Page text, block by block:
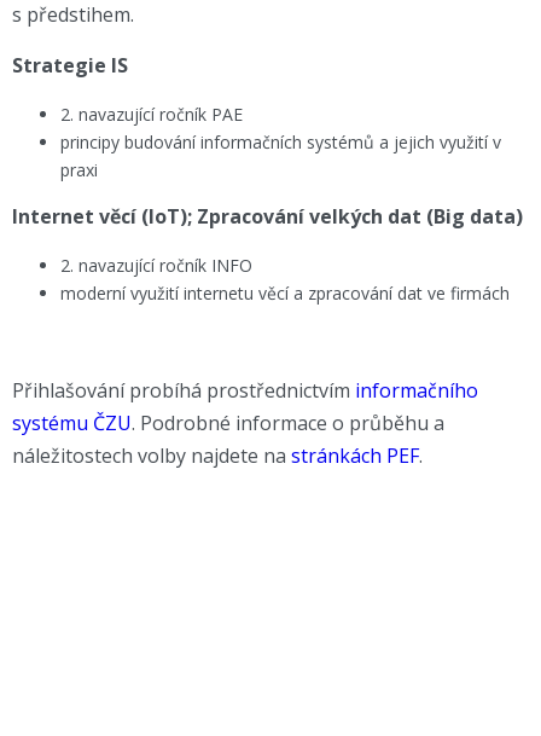
s předstihem.
Strategie IS
2. navazující ročník PAE
principy budování informačních systémů a jejich využití v
praxi
Internet věcí (IoT); Zpracování velkých dat (Big data)
2. navazující ročník INFO
moderní využití internetu věcí a zpracování dat ve firmách
Přihlašování probíhá prostřednictvím informačního
systému ČZU. Podrobné informace o průběhu a
náležitostech volby najdete na stránkách PEF.